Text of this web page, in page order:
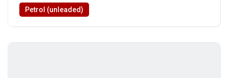
Petrol (unleaded)